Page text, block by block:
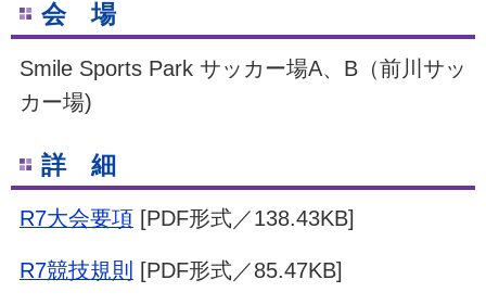
会 場
Smile Sports Park サッカー場A、B（前川サッ
カー場)
詳 細
R7大会要項[PDF形式／138.43KB]
R7競技規則 [PDF形式／85.47KB]